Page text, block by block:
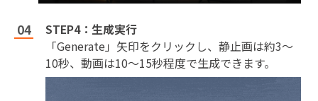
STEP4：生成実行
「Generate」矢印をクリックし、静止画は約3〜
10秒、動画は10〜15秒程度で生成できます。